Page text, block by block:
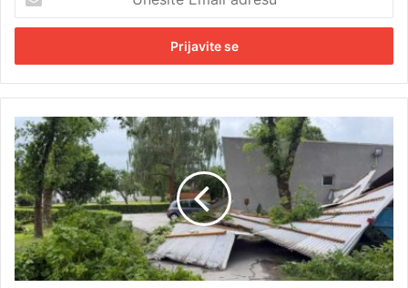
e
i
t
E
m
a
i
l
a
d
r
e
O
l
u
j
a
n
o
s
i